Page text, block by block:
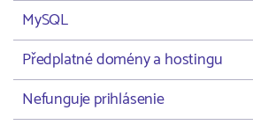
MySQL
Předplatné domény a hostingu
Nefunguje prihlásenie